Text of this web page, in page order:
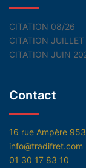
CITATION 08/26
CITATION
CITATION JUIN
Contact
16 rue Ampère
info@tradifret.com
01 30 17 83 10